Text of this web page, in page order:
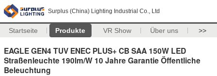
Surplus (China) Lighting Industrial Co., Ltd
Startseite Produkte VR Show Über uns >>
EAGLE GEN4 TUV ENEC PLUS+ CB SAA 150W LED
Straßenleuchte 190lm/W 10 Jahre Garantie Öffentliche
Beleuchtung